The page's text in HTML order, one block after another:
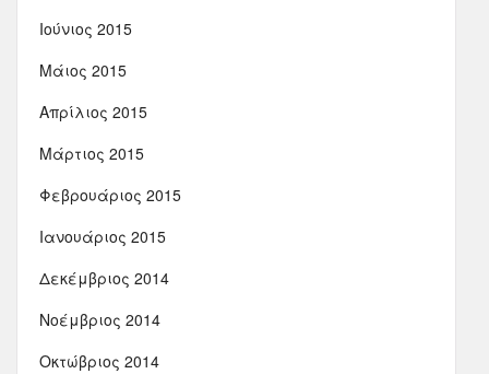
Ιούνιος 2015
Μάιος 2015
Απρίλιος 2015
Μάρτιος 2015
Φεβρουάριος 2015
Ιανουάριος 2015
Δεκέμβριος 2014
Νοέμβριος 2014
Οκτώβριος 2014